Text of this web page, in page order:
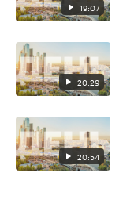
19:07
20:29
20:54